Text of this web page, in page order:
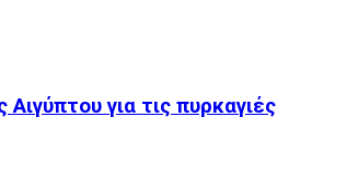
για τις πυρκαγιές